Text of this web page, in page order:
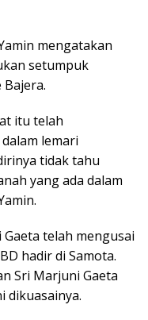
mengatakan
setumpuk
itu telah
lemari
tidak tahu
yang ada dalam
telah mengusai
hadir di Samota.
Sri Marjuni Gaeta
dikuasainya.